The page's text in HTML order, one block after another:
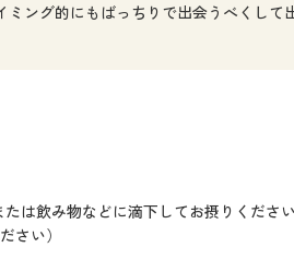
ング的にもばっちりで出会うべくして
は飲み物などに滴下してお摂りくださ
さい）